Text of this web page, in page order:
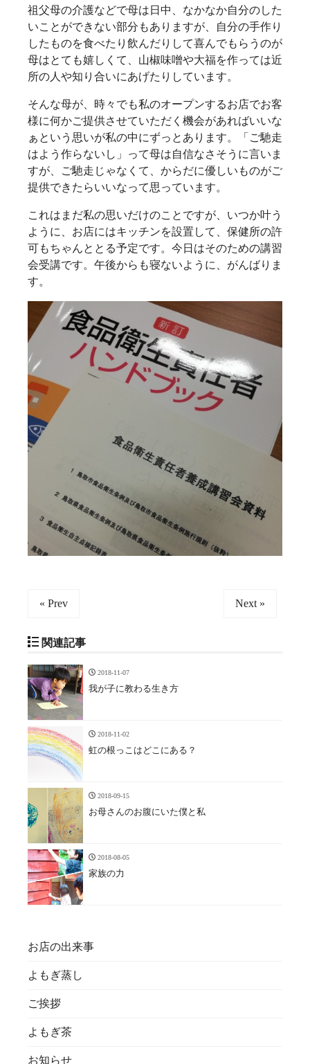
祖父母の介護などで母は日中、なかなか自分のした
いことができない部分もありますが、自分の手作り
したものを食べたり飲んだりして喜んでもらうのが
母はとても嬉しくて、山椒味噌や大福を作っては近
所の人や知り合いにあげたりしています。
そんな母が、時々でも私のオープンするお店でお客
様に何かご提供させていただく機会があればいいな
ぁという思いが私の中にずっとあります。「ご馳走
はよう作らないし」って母は自信なさそうに言いま
すが、ご馳走じゃなくて、からだに優しいものがご
提供できたらいいなって思っています。
これはまだ私の思いだけのことですが、いつか叶う
ように、お店にはキッチンを設置して、保健所の許
可もちゃんととる予定です。今日はそのための講習
会受講です。午後からも寝ないように、がんばりま
す。
« Prev Next »
関連記事
2018-11-07
我が子に教わる生き方
2018-11-02
虹の根っこはどこにある？
2018-09-15
お母さんのお腹にいた僕と私
2018-08-05
家族の力
お店の出来事
よもぎ蒸し
ご挨拶
よもぎ茶
お知らせ